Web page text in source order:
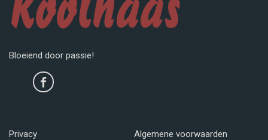
Bloeiend door passie!
Privacy Algemene voorwaarden